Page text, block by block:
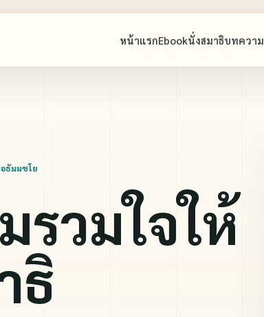
หน้าแรกEbookนั่งสมาธิบทความ
พระมงคลเทพมุนี (สด จนฺท
หลวงพ่อทัตตะชีโว
คุณยายอาจารย์มหารัตนอุบ
มรดกธรรม พ
นำนั่งสมาธิ แ
ทบทวนบุญ
พระ
คำสอ
สุนท
ภาพ
ธัมมชโย
รวมใจให้
ธิ